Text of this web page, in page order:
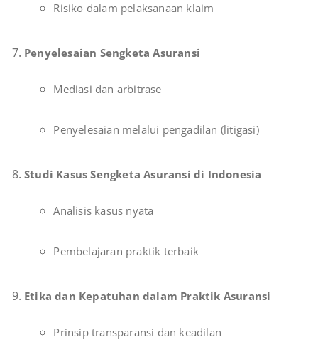
Risiko dalam pelaksanaan klaim
Penyelesaian Sengketa Asuransi
Mediasi dan arbitrase
Penyelesaian melalui pengadilan (litigasi)
Studi Kasus Sengketa Asuransi di Indonesia
Analisis kasus nyata
Pembelajaran praktik terbaik
Etika dan Kepatuhan dalam Praktik Asuransi
Prinsip transparansi dan keadilan